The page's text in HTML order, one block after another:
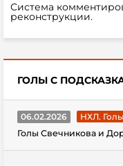
Система
реконструкции.
ГОЛЫ С
06.02.2026
НХЛ.
Голы Свечникова и